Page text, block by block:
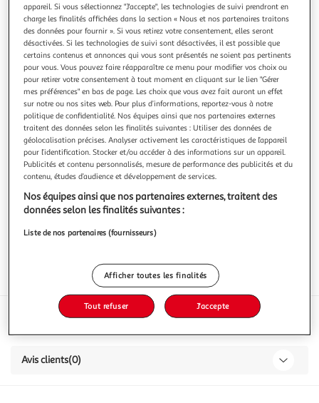
POTAGERS DE GASCOGNE
Pois chiche à l'orientale bio
320g
Vous voulez connaître le prix de ce produit ?
Afficher le prix
Eurofeuille - Bio européen
Format
Caractéristiques
Avis clients(0)
appareil. Si vous sélectionnez "J'accepte", les technologies de suivi prendront en
charge les finalités affichées dans la section « Nous et nos partenaires traitons
des données pour fournir ». Si vous retirez votre consentement, elles seront
désactivées. Si les technologies de suivi sont désactivées, il est possible que
certains contenus et annonces qui vous sont présentés ne soient pas pertinents
pour vous. Vous pouvez faire réapparaître ce menu pour modifier vos choix ou
pour retirer votre consentement à tout moment en cliquant sur le lien "Gérer
mes préférences" en bas de page. Les choix que vous avez fait auront un effet
sur notre ou nos sites web. Pour plus d’informations, reportez-vous à notre
politique de confidentialité. Nos équipes ainsi que nos partenaires externes
traitent des données selon les finalités suivantes : Utiliser des données de
géolocalisation précises. Analyser activement les caractéristiques de l’appareil
pour l’identification. Stocker et/ou accéder à des informations sur un appareil.
Publicités et contenu personnalisés, mesure de performance des publicités et du
contenu, études d’audience et développement de services.
Nos équipes ainsi que nos partenaires externes, traitent des
données selon les finalités suivantes :
Liste de nos partenaires (fournisseurs)
Afficher toutes les finalités
Tout refuser J'accepte